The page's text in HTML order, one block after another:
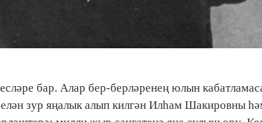
бар. Алар бер-берләренең юлын
зур яңалык алып килгән Илһам Шакировны